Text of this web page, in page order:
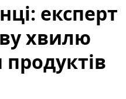
експерт
хвилю